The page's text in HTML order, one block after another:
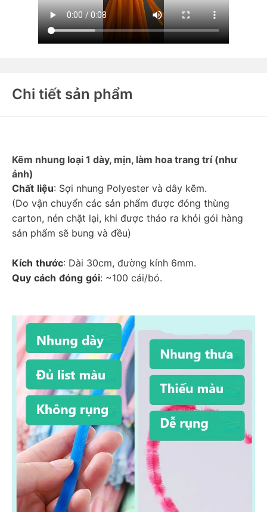
Chi tiết sản phẩm
Kẽm nhung loại 1 dày, mịn, làm hoa trang trí (như
ảnh)
Chất liệu: Sợi nhung Polyester và dây kẽm.
(Do vận chuyển các sản phẩm được đóng thùng
carton, nén chặt lại, khi được tháo ra khỏi gói hàng
sản phẩm sẽ bung và đều)
Kích thước: Dài 30cm, đường kính 6mm.
Quy cách đóng gói: ~100 cái/bó.